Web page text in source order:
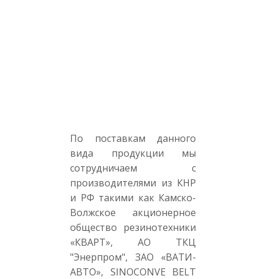
По поставкам данного
вида продукции мы
сотрудничаем с
производителями из КНР
и РФ такими как Камско-
Волжское акционерное
общество резинотехники
«КВАРТ», АО ТКЦ
"Энерпром", ЗАО «ВАТИ-
АВТО», SINOCONVE BELT